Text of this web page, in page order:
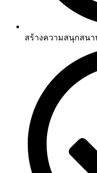
สร้างความสนุกสนา